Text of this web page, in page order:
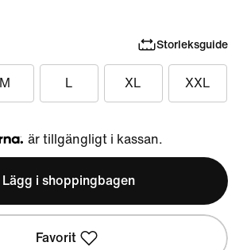
Storleksguide
M L XL XXL
Klarna
är tillgängligt i kassan.
Lägg i shoppingbagen
Favorit